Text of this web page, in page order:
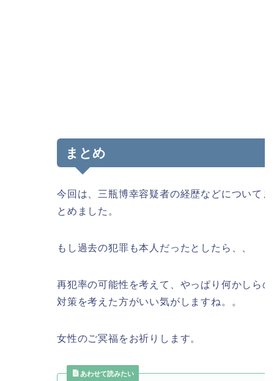
まとめ
今回は、三瓶博幸容疑者の経歴などについてま
とめました。
もし過去の犯罪も本人だったとしたら、、
再犯率の可能性を考えて、やっぱり何かしらの
対策を考えた方がいい気がしますね。。
女性のご冥福をお祈りします。
あわせて読みたい